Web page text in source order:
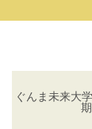
ぐんま未来大